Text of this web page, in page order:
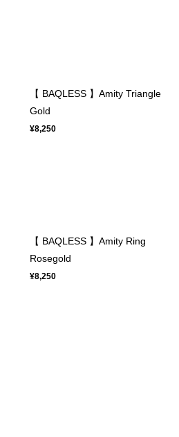
【 BAQLESS 】Amity Triangle
Gold
¥8,250
【 BAQLESS 】Amity Ring
Rosegold
¥8,250